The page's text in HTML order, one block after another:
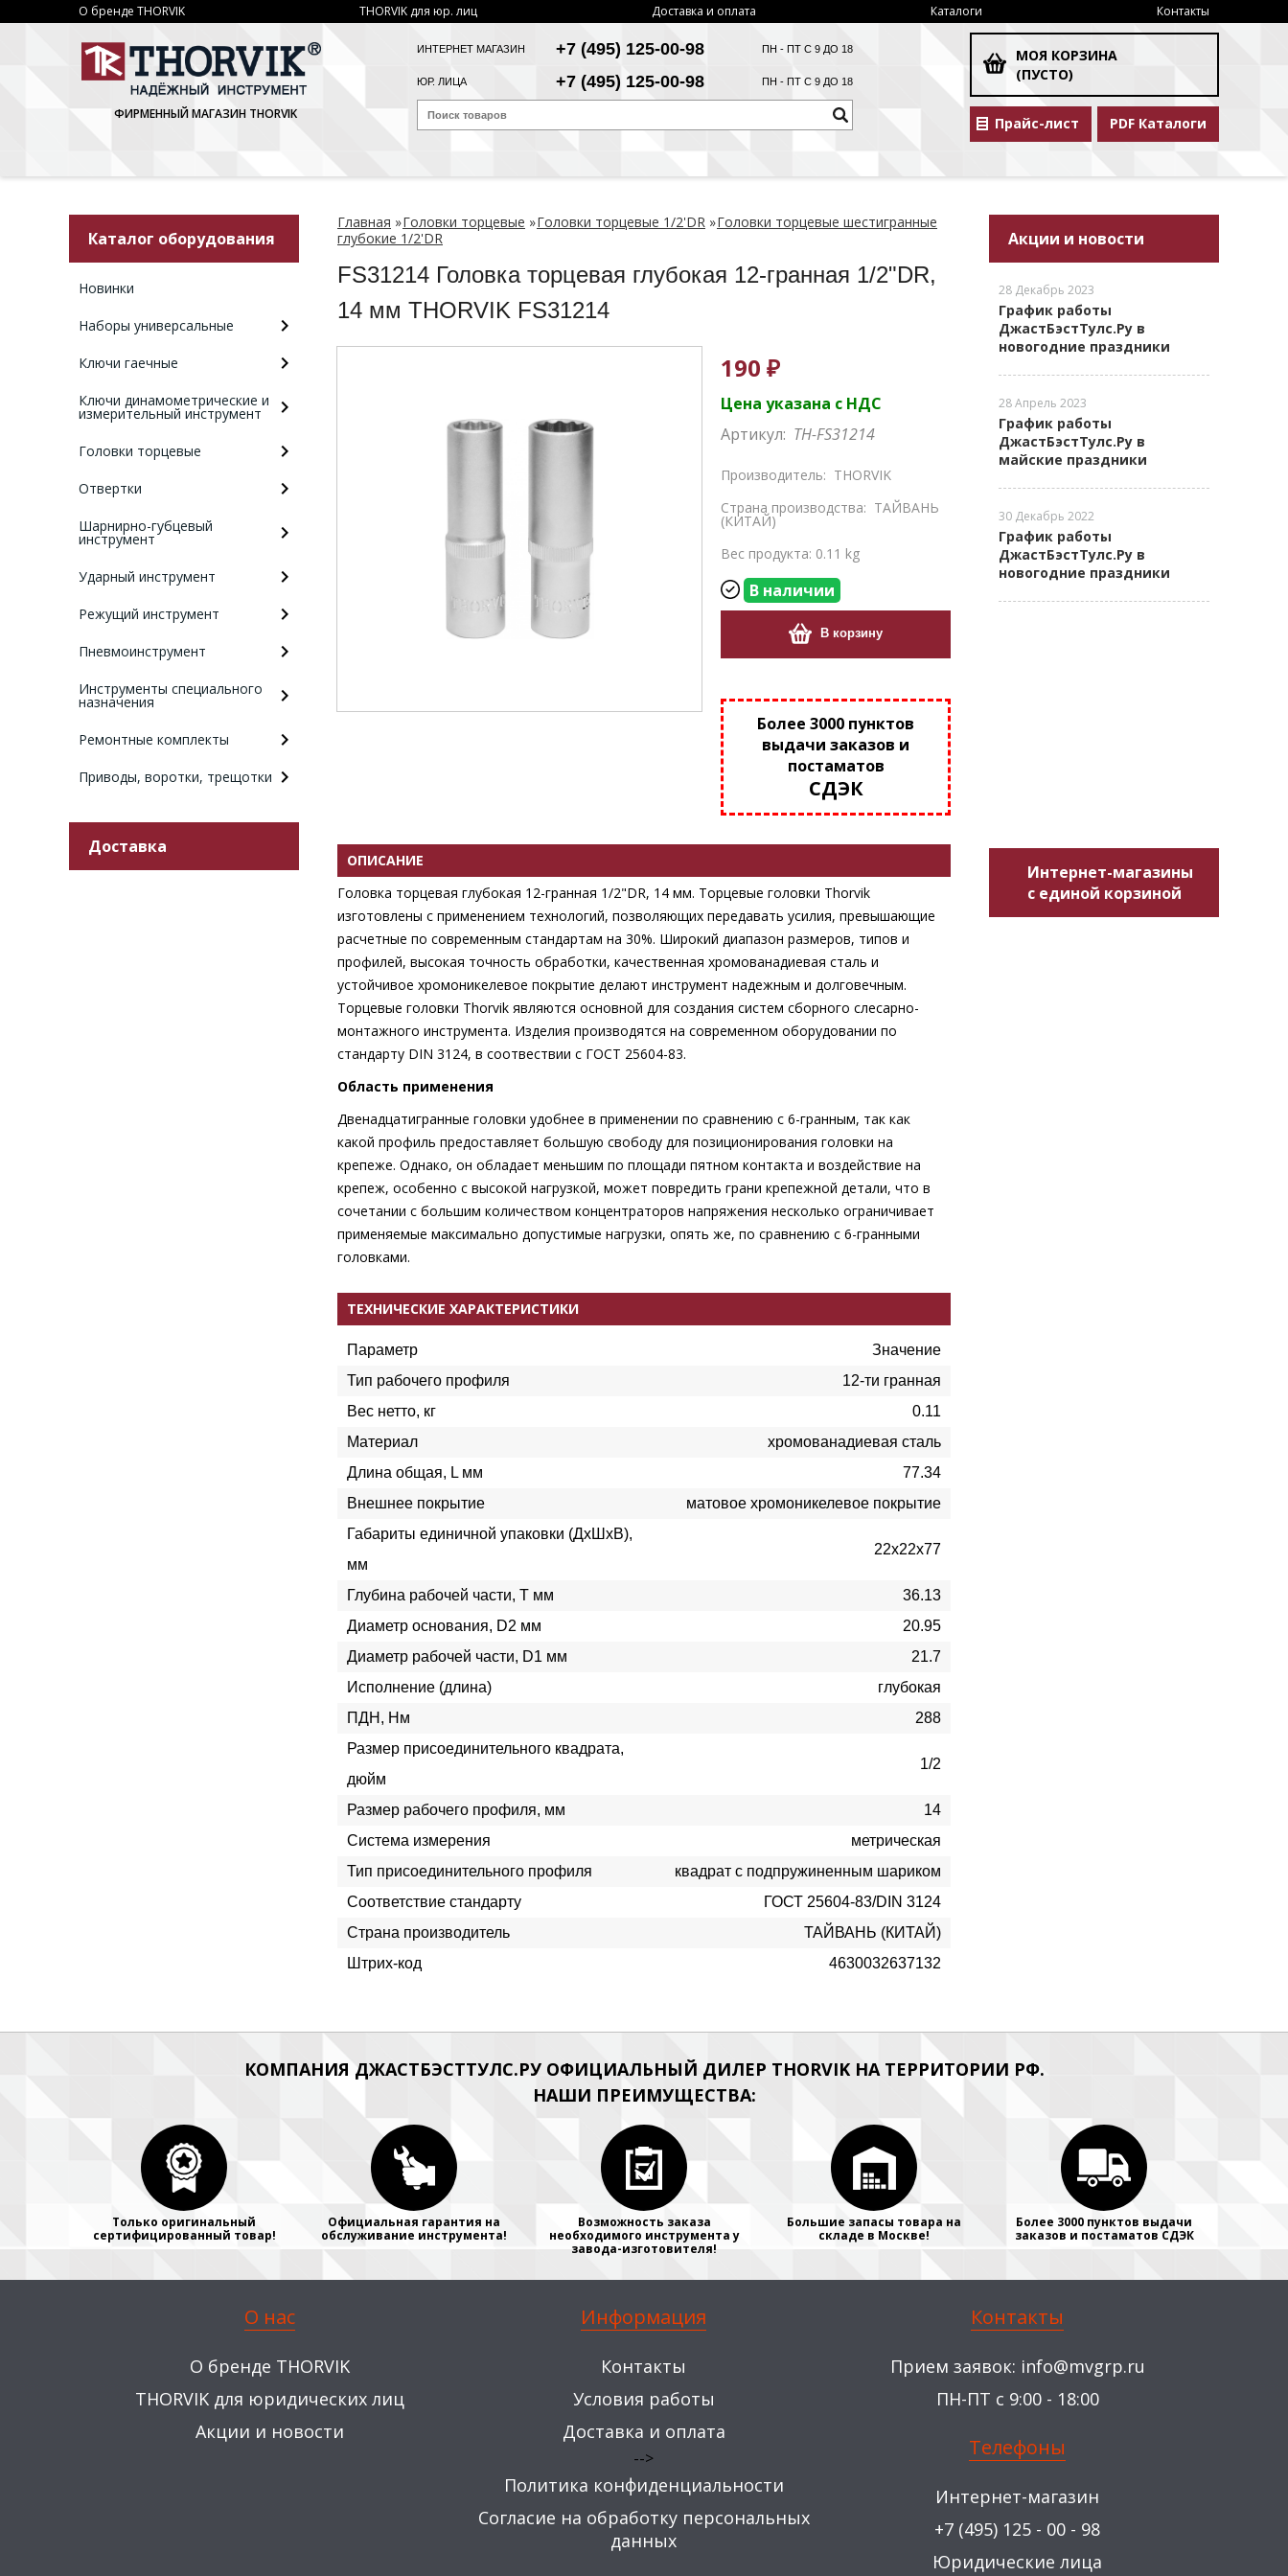
О бренде THORVIK THORVIK для юр. лиц Доставка и оплата Каталоги Контакты
ФИРМЕННЫЙ МАГАЗИН THORVIK
ИНТЕРНЕТ МАГАЗИН +7 (495) 125-00-98 ПН - ПТ С 9 ДО 18
ЮР. ЛИЦА +7 (495) 125-00-98 ПН - ПТ С 9 ДО 18
МОЯ КОРЗИНА
(ПУСТО)
Прайс-лист PDF Каталоги
Каталог оборудования
Новинки
Наборы универсальные
Ключи гаечные
Ключи динамометрические и
измерительный инструмент
Головки торцевые
Отвертки
Шарнирно-губцевый
инструмент
Ударный инструмент
Режущий инструмент
Пневмоинструмент
Инструменты специального
назначения
Ремонтные комплекты
Приводы, воротки, трещотки
Доставка
Главная »Головки торцевые »Головки торцевые 1/2'DR »Головки торцевые шестигранные
глубокие 1/2'DR
FS31214 Головка торцевая глубокая 12-гранная 1/2"DR,
14 мм THORVIK FS31214
190 ₽
Цена указана с НДС
Артикул: TH-FS31214
Производитель: THORVIK
Страна производства: ТАЙВАНЬ
(КИТАЙ)
Вес продукта: 0.11 kg
В наличии
В корзину
Более 3000 пунктов
выдачи заказов и
постаматов
СДЭК
ОПИСАНИЕ
Головка торцевая глубокая 12-гранная 1/2"DR, 14 мм. Торцевые головки Thorvik
изготовлены с применением технологий, позволяющих передавать усилия, превышающие
расчетные по современным стандартам на 30%. Широкий диапазон размеров, типов и
профилей, высокая точность обработки, качественная хромованадиевая сталь и
устойчивое хромоникелевое покрытие делают инструмент надежным и долговечным.
Торцевые головки Thorvik являются основной для создания систем сборного слесарно-
монтажного инструмента. Изделия производятся на современном оборудовании по
стандарту DIN 3124, в соотвествии с ГОСТ 25604-83.
Область применения
Двенадцатигранные головки удобнее в применении по сравнению с 6-гранным, так как
какой профиль предоставляет большую свободу для позиционирования головки на
крепеже. Однако, он обладает меньшим по площади пятном контакта и воздействие на
крепеж, особенно с высокой нагрузкой, может повредить грани крепежной детали, что в
сочетании с большим количеством концентраторов напряжения несколько ограничивает
применяемые максимально допустимые нагрузки, опять же, по сравнению с 6-гранными
головками.
ТЕХНИЧЕСКИЕ ХАРАКТЕРИСТИКИ
Параметр
Значение
Тип рабочего профиля
12-ти гранная
Вес нетто, кг
0.11
Материал
хромованадиевая сталь
Длина общая, L мм
77.34
Внешнее покрытие
матовое хромоникелевое покрытие
Габариты единичной упаковки (ДхШхВ),
мм
22х22х77
Глубина рабочей части, Т мм
36.13
Диаметр основания, D2 мм
20.95
Диаметр рабочей части, D1 мм
21.7
Исполнение (длина)
глубокая
ПДН, Hм
288
Размер присоединительного квадрата,
дюйм
1/2
Размер рабочего профиля, мм
14
Система измерения
метрическая
Тип присоединительного профиля
квадрат с подпружиненным шариком
Соответствие стандарту
ГОСТ 25604-83/DIN 3124
Страна производитель
ТАЙВАНЬ (КИТАЙ)
Штрих-код
4630032637132
Акции и новости
28 Декабрь 2023
График работы
ДжастБэстТулс.Ру в
новогодние праздники
28 Апрель 2023
График работы
ДжастБэстТулс.Ру в
майские праздники
30 Декабрь 2022
График работы
ДжастБэстТулс.Ру в
новогодние праздники
Интернет-магазины
с единой корзиной
КОМПАНИЯ ДЖАСТБЭСТТУЛС.РУ ОФИЦИАЛЬНЫЙ ДИЛЕР THORVIK НА ТЕРРИТОРИИ РФ.
НАШИ ПРЕИМУЩЕСТВА:
Только оригинальный
сертифицированный товар!
Официальная гарантия на
обслуживание инструмента!
Возможность заказа
необходимого инструмента у
завода-изготовителя!
Большие запасы товара на
складе в Москве!
Более 3000 пунктов выдачи
заказов и постаматов СДЭК
О нас
О бренде THORVIK
THORVIK для юридических лиц
Акции и новости
Информация
Контакты
Условия работы
Доставка и оплата
-->
Политика конфиденциальности
Согласие на обработку персональных
данных
Контакты
Прием заявок: info@mvgrp.ru
ПН-ПТ с 9:00 - 18:00
Телефоны
Интернет-магазин
+7 (495) 125 - 00 - 98
Юридические лица